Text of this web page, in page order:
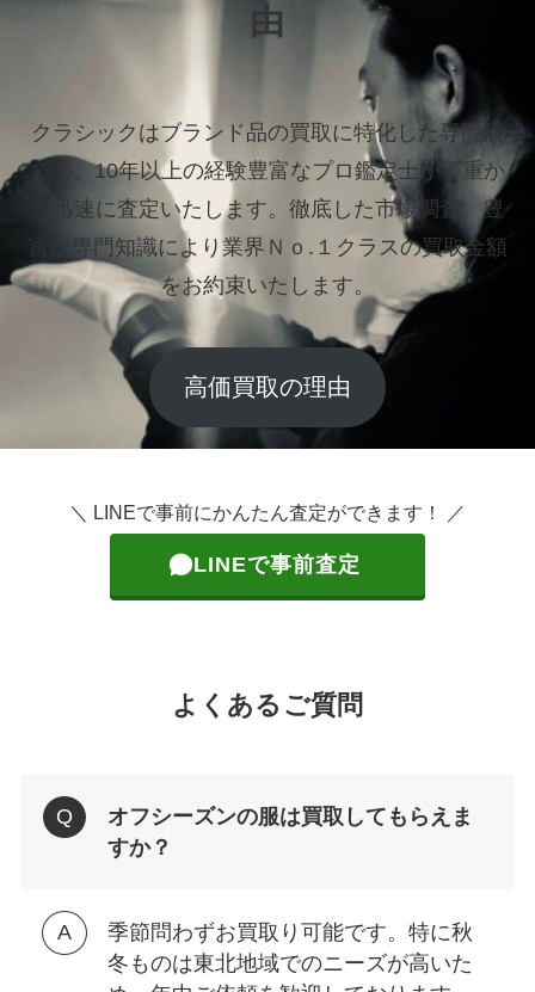
由
クラシックはブランド品の買取に特化した専門店
です。10年以上の経験豊富なプロ鑑定士が丁重か
つ迅速に査定いたします。 徹底した市場調査、豊
富な専門知識により業界Ｎｏ.１クラスの買取金額
をお約束いたします。
高価買取の理由
＼ LINEで事前にかんたん査定ができます！ ／
LINEで事前査定
よくあるご質問
オフシーズンの服は買取してもらえま
すか？
季節問わずお買取り可能です。特に秋
冬ものは東北地域でのニーズが高いた